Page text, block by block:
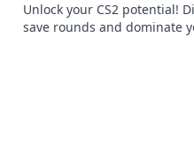
Unlock your CS2 potential!
save rounds and dominate